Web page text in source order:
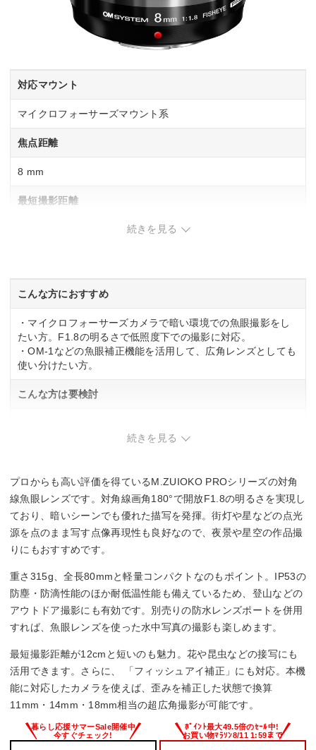
対応マウント
マイクロフォーサーズマウント系
焦点距離
8 mm
最短撮影距離
0.2倍
続きを見る
こんな方におすすめ
・マイクロフォーサーズカメラで暗い環境での魚眼撮影をし
たい方。F1.8の明るさで低照度下での撮影に対応。
・OM-1などの魚眼補正機能を活用して、広角レンズとしても
使い分けたい方。
こんな方は要検討
ンズのため価格帯は高め。続きを見る
プロからも高い評価を得ているM.ZUIOKO PROシリーズの対角
線魚眼レンズです。対角線画角180°で開放F1.8の明るさを実現し
ており、暗いシーンでも優れた描写を発揮。街灯や星などの点光
源を点のまま写す点像再現性も良好なので、夜景や星空の作品撮
りにもおすすめです。
重さ315g、全長80mmと軽量コンパクトなのもポイント。IP53の
防塵・防滴性能のほか耐低温性能も備えているため、登山などの
アウトドア撮影にも有効です。別売りの防水レンズポートを併用
すれば、魚眼レンズを使った水中写真の撮影も楽しめます。
最短撮影距離が12cmと短いのも魅力。花や昆虫などの接写にも
活用できます。さらに、 「フィッシュアイ補正」にも対応。本機
能に対応したカメラを使えば、歪みを補正した状態で換算
11mm・14mm・18mm相当の超広角撮影が可能です。